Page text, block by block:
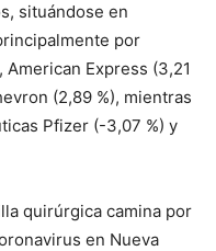
situándose en
por
American Express (3,21
(2,89 %), mientras
Pfizer (-3,07 %) y
quirúrgica camina por
en Nueva